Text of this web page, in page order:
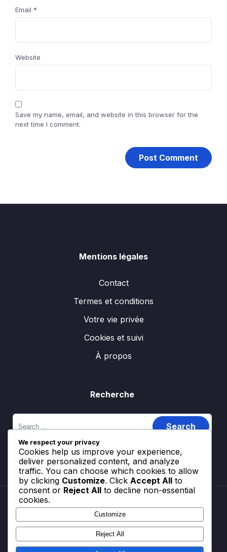
Email *
Website
Save my name, email, and website in this browser for the
next time I comment.
Mentions légales
Contact
Termes et conditions
Votre vie privée
Cookies et suivi
À propos
Recherche
Search
for:
Contact
Termes et conditions
Votre vie privée
Cookies et suivi
We respect your privacy
Cookies help us improve your experience,
deliver personalized content, and analyze
traffic. You can choose which cookies to allow
by clicking Customize. Click Accept All to
consent or Reject All to decline non-essential
cookies.
Customize
Reject All